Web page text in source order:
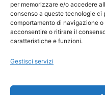
per memorizzare e/o accedere
consenso a queste tecnologie ci
comportamento di navigazione
acconsentire o ritirare il
caratteristiche e funzioni.
Gestisci servizi
Ora Esatta in Italia in
Ti Senti Strano
la Risonanza di
Come Sapere Se Stai